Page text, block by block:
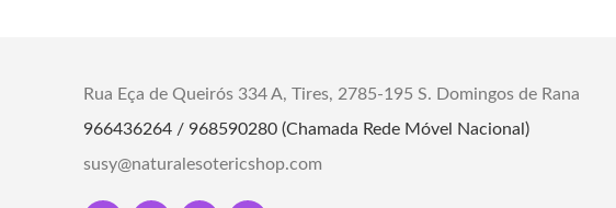
5cm Altura 8cm
Material: Cristal
Informaçao: Não inclui base led
"Descubra os usos da
Rua Eça de Queirós 334 A, Tires, 2785-195 S. Domingos de Rana
966436264 / 968590280 (Chamada Rede Móvel Nacional)
susy@naturalesotericshop.com